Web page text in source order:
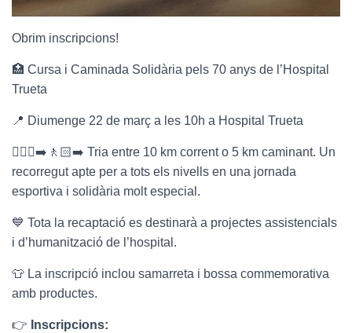
Obrim inscripcions!
🏥 Cursa i Caminada Solidària pels 70 anys de l’Hospital
Trueta
📍 Diumenge 22 de març a les 10h a Hospital Trueta
🏃🏼‍♀️‍➡️🚶🏻‍➡️ Tria entre 10 km corrent o 5 km caminant. Un
recorregut apte per a tots els nivells en una jornada
esportiva i solidària molt especial.
💙 Tota la recaptació es destinarà a projectes assistencials
i d’humanització de l’hospital.
👕 La inscripció inclou samarreta i bossa commemorativa
amb productes.
👉 Inscripcions: